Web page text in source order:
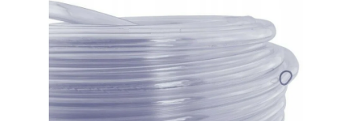
je
0,0
z
5
hviezdičiek.